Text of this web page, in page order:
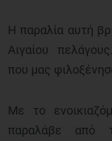
Η παραλία αυτή
Αιγαίου
που μας
Με το
παραλάβε από